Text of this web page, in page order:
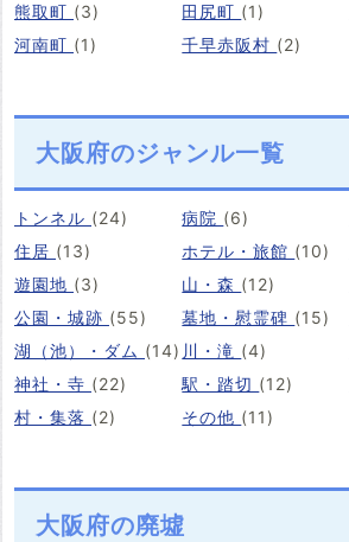
熊取町 (3) 田尻町 (1)
河南町 (1) 千早赤阪村 (2)
大阪府のジャンル一覧
トンネル (24) 病院 (6)
住居 (13) ホテル・旅館 (10)
遊園地 (3) 山・森 (12)
公園・城跡 (55) 墓地・慰霊碑 (15)
湖（池）・ダム (14) 川・滝 (4)
神社・寺 (22) 駅・踏切 (12)
村・集落 (2) その他 (11)
大阪府の廃墟